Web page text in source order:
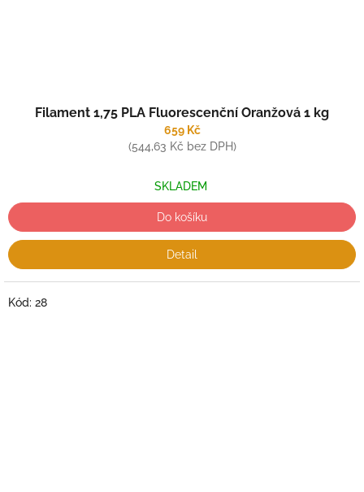
Filament 1,75 PLA Fluorescenční Oranžová 1 kg
659 Kč
(544,63 Kč bez DPH)
SKLADEM
Do košíku
Detail
Kód: 28